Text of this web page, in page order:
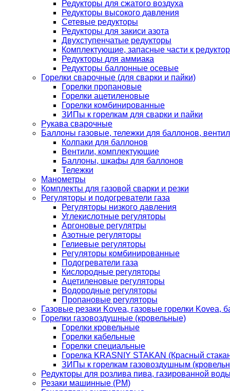
Редукторы для сжатого воздуха
Редукторы высокого давления
Сетевые редукторы
Редукторы для закиси азота
Двухступенчатые редукторы
Комплектующие, запасные части к
Редукторы для аммиака
Редукторы баллонные осевые
Горелки сварочные (для сварки и пайки)
Горелки пропановые
Горелки ацетиленовые
Горелки комбинированные
ЗИПы к горелкам для сварки и пайки
Рукава сварочные
Баллоны газовые, тележки для баллонов,
Колпаки для баллонов
Вентили, комплектующие
Баллоны, шкафы для баллонов
Тележки
Манометры
Комплекты для газовой сварки и резки
Регуляторы и подогреватели газа
Регуляторы низкого давления
Углекислотные регуляторы
Аргоновые регулятры
Азотные регуляторы
Гелиевые регуляторы
Регуляторы комбинированные
Подогреватели газа
Кислородные регуляторы
Ацетиленовые регуляторы
Водородные регуляторы
Пропановые регуляторы
Газовые резаки Kovea, газовые горелки Kovea,
Горелки газовоздушные (кровельные)
Горелки кровельные
Горелки кабельные
Горелки специальные
Горелка KRASNIY STAKAN (Красный
ЗИПы к горелкам газовоздушным
Редукторы для розлива пива, газированной
Резаки машинные (РМ)